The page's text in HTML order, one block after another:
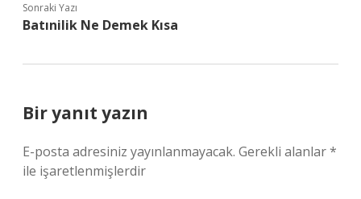
Sonraki Yazı
Batınilik Ne Demek Kısa
Bir yanıt yazın
E-posta adresiniz yayınlanmayacak. Gerekli alanlar*
ile işaretlenmişlerdir